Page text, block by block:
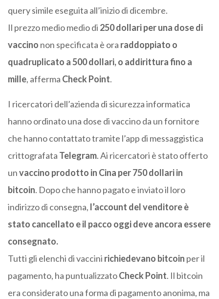
query simile eseguita all’inizio di dicembre.
Il prezzo medio medio di 250 dollari per una dose di
vaccino non specificata è ora raddoppiato o
quadruplicato a 500 dollari, o addirittura fino a
mille, afferma Check Point.
I ricercatori dell’azienda di sicurezza informatica
hanno ordinato una dose di vaccino da un fornitore
che hanno contattato tramite l’app di messaggistica
crittografata Telegram. Ai ricercatori è stato offerto
unvaccino prodotto in Cina per 750 dollari in
bitcoin. Dopo che hanno pagato e inviato il loro
indirizzo di consegna, l’account del venditore è
stato cancellato e il pacco oggi deve ancora essere
consegnato.
Tutti gli elenchi di vaccini richiedevano bitcoin per il
pagamento, ha puntualizzatoCheck Point. Il bitcoin
era considerato una forma di pagamento anonima, ma